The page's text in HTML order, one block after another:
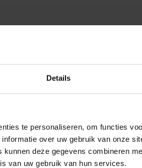
Details
te personaliseren, om functies
over uw gebruik van onze
deze gegevens combineren
van uw gebruik van hun services.